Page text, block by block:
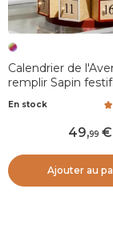
Calendrier de
remplir Sapin festif
En stock
49,99
Ajouter au